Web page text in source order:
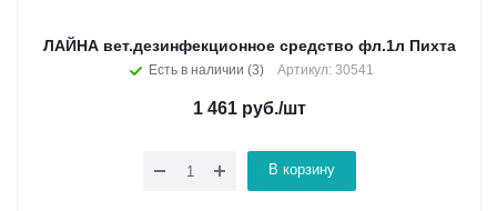
ЛАЙНА вет.дезинфекционное средство фл.1л Пихта
Есть в наличии (3) Артикул: 30541
1 461 руб./шт
В корзину